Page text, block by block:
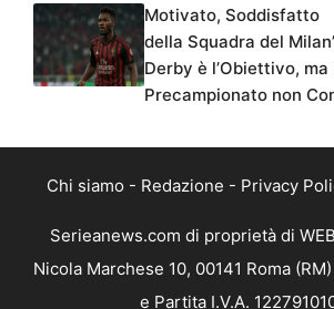
Motivato, Soddisfatto
della Squadra del
Derby è l’Obiettivo, ma
Precampionato non
Chi siamo - Redazione - Privacy
Serieanews.com di proprietà di
Nicola Marchese 10, 00141 Roma
e Partita I.V.A.